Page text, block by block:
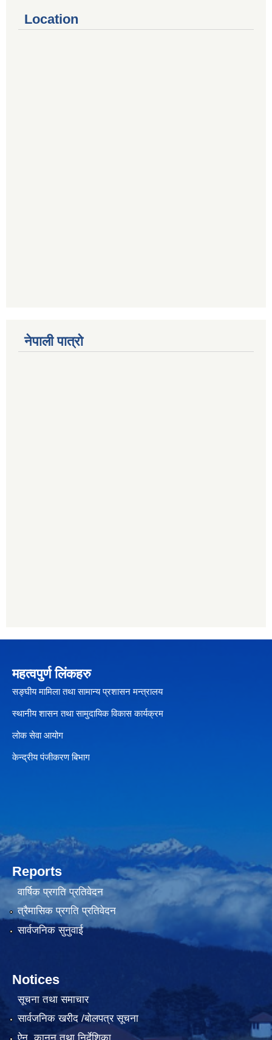
Location
नेपाली पात्रो
महत्वपुर्ण लिंकहरु
सङ्घीय मामिला तथा सामान्य प्रशासन मन्त्रालय
स्थानीय शासन तथा सामुदायिक विकास कार्यक्रम
लोक सेवा आयोग
केन्द्रीय पंजीकरण बिभाग
Reports
वार्षिक प्रगति प्रतिवेदन
त्रैमासिक प्रगति प्रतिवेदन
सार्वजनिक सुनुवाई
Notices
सूचना तथा समाचार
सार्वजनिक खरीद /बोलपत्र सूचना